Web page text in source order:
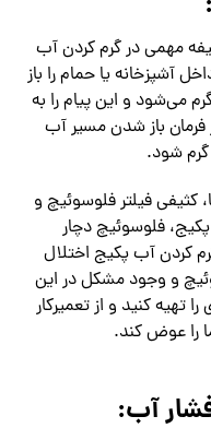
مهمی در گرم کردن آب
آشپزخانه یا حمام را باز
می‌شود و این پیام را به
فرمان باز شدن مسیر آب
شود.
فیلتر فلوسوئیچ و
فلوسوئیچ دچار
کردن آب پکیج اختلال
و وجود مشکل در این
کنید و از تعمیرکار
را عوض کند.